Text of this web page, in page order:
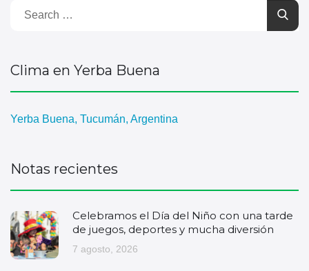
Clima en Yerba Buena
Yerba Buena, Tucumán, Argentina
Notas recientes
Celebramos el Día del Niño con una tarde
de juegos, deportes y mucha diversión
7 agosto, 2026